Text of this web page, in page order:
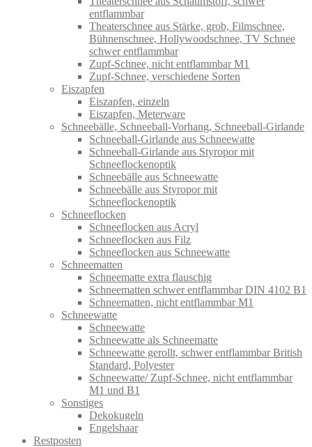
entflammbar
Theaterschnee aus Stärke, grob, Filmschnee,
Bühnenschnee, Hollywoodschnee, TV Schnee
schwer entflammbar
Zupf-Schnee, nicht entflammbar M1
Zupf-Schnee, verschiedene Sorten
Eiszapfen
Eiszapfen, einzeln
Eiszapfen, Meterware
Schneebälle, Schneeball-Vorhang, Schneeball-Girlande
Schneeball-Girlande aus Schneewatte
Schneeball-Girlande aus Styropor mit
Schneeflockenoptik
Schneebälle aus Schneewatte
Schneebälle aus Styropor mit
Schneeflockenoptik
Schneeflocken
Schneeflocken aus Acryl
Schneeflocken aus Filz
Schneeflocken aus Schneewatte
Schneematten
Schneematte extra flauschig
Schneematten schwer entflammbar DIN 4102 B1
Schneematten, nicht entflammbar M1
Schneewatte
Schneewatte
Schneewatte als Schneematte
Schneewatte gerollt, schwer entflammbar British
Standard, Polyester
Schneewatte/ Zupf-Schnee, nicht entflammbar
M1 und B1
Sonstiges
Dekokugeln
Engelshaar
Restposten